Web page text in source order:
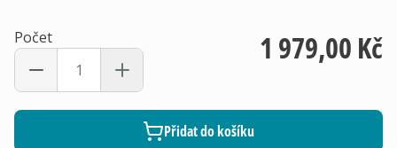
Počet 1 979,00 Kč
Přidat do košíku